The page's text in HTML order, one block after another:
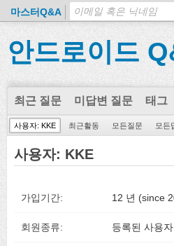
마스터Q&A
안드로이드
최근 질문 미답변 질문 태그
사용자: KKE 최근활동 모든질문 모든
사용자: KKE
가입기간: 12 년 (since
회원종류: 등록된 사용자